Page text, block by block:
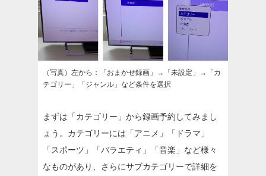
（写真）左から：「おまかせ録画」→「未設定」→「カ
テゴリー」「ジャンル」など条件を選択
まずは「カテゴリー」から録画予約してみまし
ょう。カテゴリーには「アニメ」「ドラマ」
「スポーツ」「バラエティ」「音楽」など様々
なものがあり、さらにサブカテゴリーで詳細を